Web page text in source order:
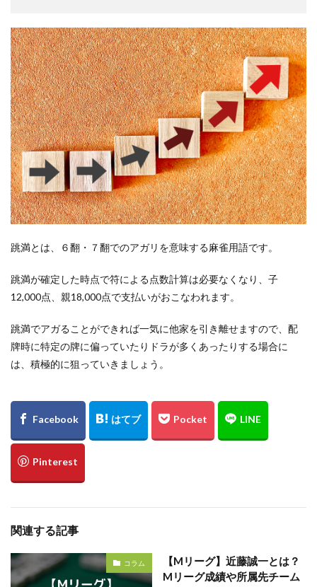
跳満とは、６翻・７翻でのアガリを意味する麻雀用語です。
跳満が確定した時点で符による点数計算は必要なくなり、子
12,000点、親18,000点で支払いがおこなわれます。
跳満でアガることができれば一気に他家を引き離せますので、配
牌時に特定の牌に偏っていたりドラが多くあったりする場合に
は、積極的に狙っていきましょう。
関連する記事
コラム
【Mリーグ】近藤誠一とは？
Mリーグ成績や所属先チーム